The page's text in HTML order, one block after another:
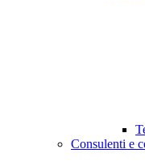
Consulenti e